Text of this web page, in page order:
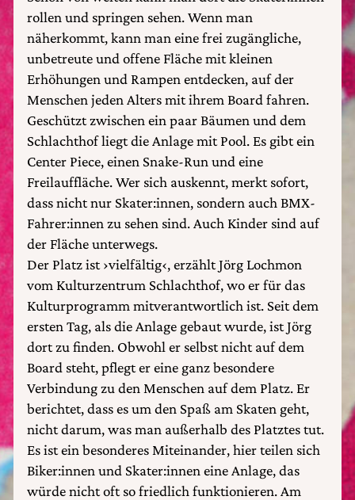
rollen und springen sehen. Wenn man
näherkommt, kann man eine frei zugängliche,
unbetreute und offene Fläche mit kleinen
Erhöhungen und Rampen entdecken, auf der
Menschen jeden Alters mit ihrem Board fahren.
Geschützt zwischen ein paar Bäumen und dem
Schlachthof liegt die Anlage mit Pool. Es gibt ein
Center Piece, einen Snake-Run und eine
Freilauffläche. Wer sich auskennt, merkt sofort,
dass nicht nur Skater:innen, sondern auch BMX-
Fahrer:innen zu sehen sind. Auch Kinder sind auf
der Fläche unterwegs.
Der Platz ist ›vielfältig‹, erzählt Jörg Lochmon
vom Kulturzentrum Schlachthof, wo er für das
Kulturprogramm mitverantwortlich ist. Seit dem
ersten Tag, als die Anlage gebaut wurde, ist Jörg
dort zu finden. Obwohl er selbst nicht auf dem
Board steht, pflegt er eine ganz besondere
Verbindung zu den Menschen auf dem Platz. Er
berichtet, dass es um den Spaß am Skaten geht,
nicht darum, was man außerhalb des Platztes tut.
Es ist ein besonderes Miteinander, hier teilen sich
Biker:innen und Skater:innen eine Anlage, das
würde nicht oft so friedlich funktionieren. Am